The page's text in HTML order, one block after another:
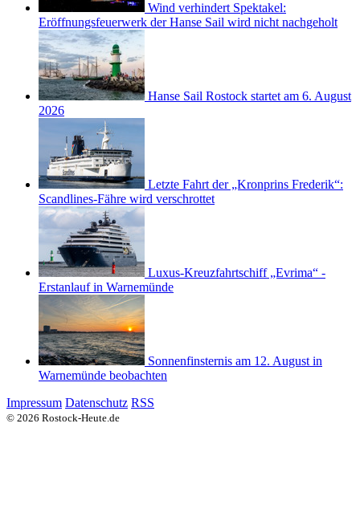
Wind verhindert Spektakel:
Eröffnungsfeuerwerk der Hanse Sail wird nicht nachgeholt
Hanse Sail Rostock startet am 6. August
2026
Letzte Fahrt der „Kronprins Frederik“:
Scandlines-Fähre wird verschrottet
Luxus-Kreuzfahrtschiff „Evrima“ -
Erstanlauf in Warnemünde
Sonnenfinsternis am 12. August in
Warnemünde beobachten
Impressum Datenschutz RSS
© 2026 Rostock-Heute.de